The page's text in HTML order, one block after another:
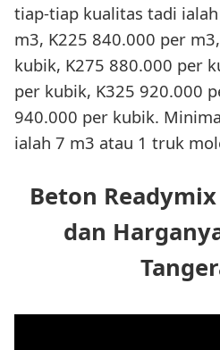
tiap-tiap kualitas tadi
m3, K225 840.000 per
kubik, K275 880.000 per
per kubik, K325 920.000
940.000 per kubik.
ialah 7 m3 atau 1 truk
Beton
dan